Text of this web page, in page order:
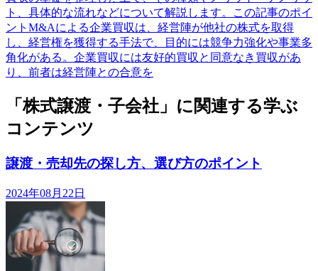
ト、具体的な流れなどについて解説します。この記事のポイ
ントM&Aによる企業買収は、経営陣が他社の株式を取得
し、経営権を獲得する手法で、目的には競争力強化や事業多
角化がある。企業買収には友好的買収と同意なき買収があ
り、前者は経営陣との合意を
「株式譲渡・子会社」に関連する学ぶ
コンテンツ
譲渡・売却先の探し方、選び方のポイント
2024年08月22日